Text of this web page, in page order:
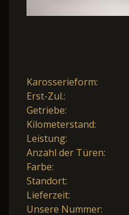
Karosserieform:
Erst-Zul.:
Getriebe:
Kilometerstand:
Leistung:
Anzahl der Türen:
Farbe:
Standort:
Lieferzeit:
Unsere Nummer: